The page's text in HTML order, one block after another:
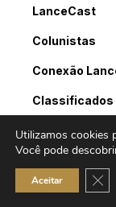
LanceCast
Colunistas
Conexão
Classificados
Contato
Utilizamos cookies
Você pode
Aceitar